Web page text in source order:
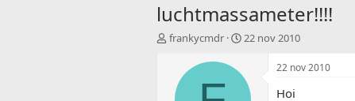
luchtmassameter!!!!
T
frankycmdr
S
r
22 nov 2010
22 nov 2010
Hoi